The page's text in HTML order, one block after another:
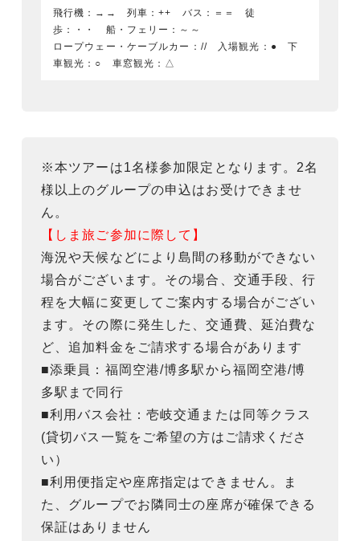
飛行機：→→ 列車：++ バス：＝＝ 徒
歩：・・ 船・フェリー：～～
ロープウェー・ケーブルカー：// 入場観光：● 下
車観光：○ 車窓観光：△
※本ツアーは1名様参加限定となります。2名
様以上のグループの申込はお受けできませ
ん。
【しま旅ご参加に際して】
海況や天候などにより島間の移動ができない
場合がございます。その場合、交通手段、行
程を大幅に変更してご案内する場合がござい
ます。その際に発生した、交通費、延泊費な
ど、追加料金をご請求する場合があります
■添乗員：福岡空港/博多駅から福岡空港/博
多駅まで同行
■利用バス会社：壱岐交通または同等クラス
(貸切バス一覧をご希望の方はご請求くださ
い）
■利用便指定や座席指定はできません。ま
た、グループでお隣同士の座席が確保できる
保証はありません